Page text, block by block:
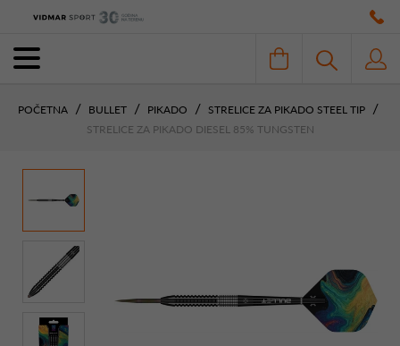
POČETNA BULLET PIKADO
STRELICE ZA PIKADO STEEL TIP
STRELICE ZA PIKADO DIESEL 85% TUNGSTEN